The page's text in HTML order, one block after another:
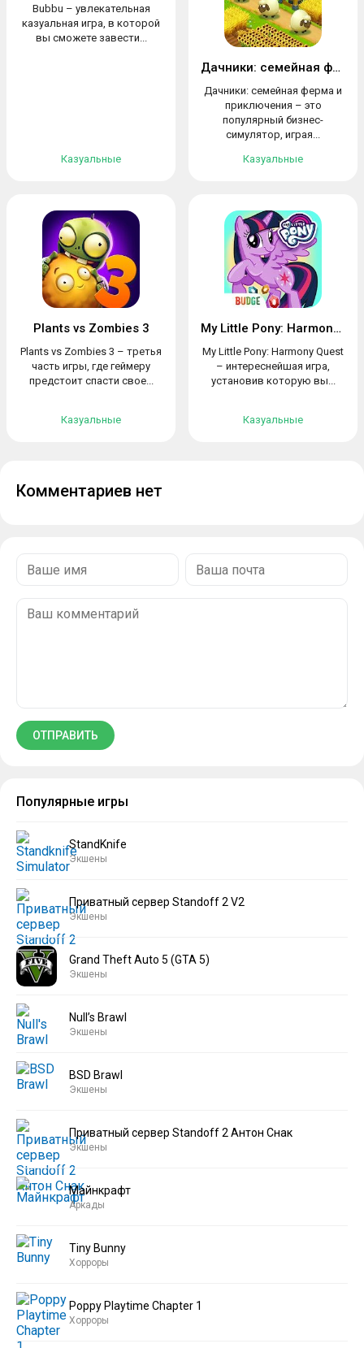
Bubbu – увлекательная
казуальная игра, в которой
вы сможете завести...
Казуальные
Дачники: семейная ферма и приключения
Дачники: семейная ферма и
приключения – это
популярный бизнес-
симулятор, играя...
Казуальные
Plants vs Zombies 3
Plants vs Zombies 3 – третья
часть игры, где геймеру
предстоит спасти свое...
Казуальные
My Little Pony: Harmony Quest
My Little Pony: Harmony Quest
– интереснейшая игра,
установив которую вы...
Казуальные
Комментариев нет
Популярные игры
StandKnife
Экшены
Приватный сервер Standoff 2 V2
Экшены
Grand Theft Auto 5 (GTA 5)
Экшены
Null’s Brawl
Экшены
BSD Brawl
Экшены
Приватный сервер Standoff 2 Антон Снак
Экшены
Майнкрафт
Аркады
Tiny Bunny
Хорроры
Poppy Playtime Chapter 1
Хорроры